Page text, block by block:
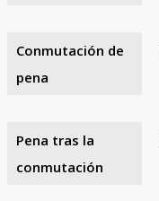
Conmutación de
pena
Pena tras la
conmutación